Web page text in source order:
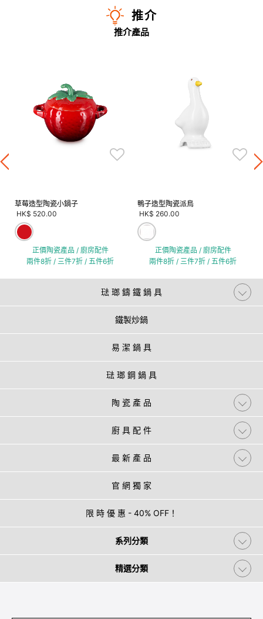
推介
推介產品
草莓造型陶瓷小鍋子
HK$ 520.00
正價陶瓷產品 / 廚房配件
兩件8折 / 三件7折 / 五件6折
鴨子造型陶瓷派鳥
HK$ 260.00
正價陶瓷產品 / 廚房配件
兩件8折 / 三件7折 / 五件6折
琺 瑯 鑄 鐵 鍋 具
鐵製炒鍋
易 潔 鍋 具
琺 瑯 鋼 鍋 具
陶 瓷 產 品
廚 具 配 件
最 新 產 品
官 網 獨 家
限 時 優 惠 - 40% OFF！
系列分類
精選分類